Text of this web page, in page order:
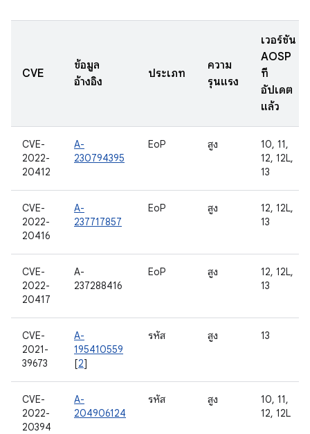
CVE
ข้อมูล
อ้างอิง
ประเภท
ความ
รุนแรง
เวอร์ชัน
AOSP
ที่
อัปเดต
แล้ว
CVE-
2022-
20412
A-
230794395
EoP สูง
10, 11,
12, 12L,
13
CVE-
2022-
20416
A-
237717857
EoP สูง
12, 12L,
13
CVE-
2022-
20417
A-
237288416
EoP สูง
12, 12L,
13
CVE-
2021-
39673
A-
195410559
[2]
รหัส สูง 13
CVE-
2022-
20394
A-
204906124
รหัส สูง
10, 11,
12, 12L